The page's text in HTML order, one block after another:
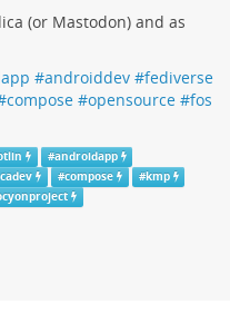
(or Mastodon) and as
#androiddev #fediverse
#opensource #fos
#androidapp
#compose #kmp